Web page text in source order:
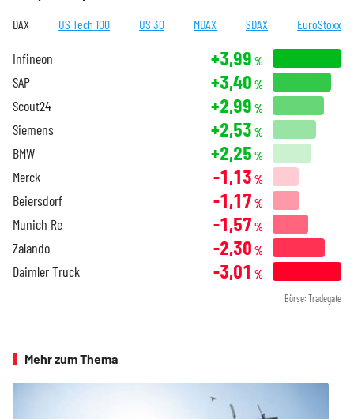
DAX US Tech 100 US 30 MDAX SDAX EuroStoxx
Infineon +3,99 %
SAP +3,40 %
Scout24 +2,99 %
Siemens +2,53 %
BMW +2,25 %
Merck -1,13 %
Beiersdorf -1,17 %
Munich Re -1,57 %
Zalando -2,30 %
Daimler Truck -3,01 %
Börse: Tradegate
Mehr zum Thema